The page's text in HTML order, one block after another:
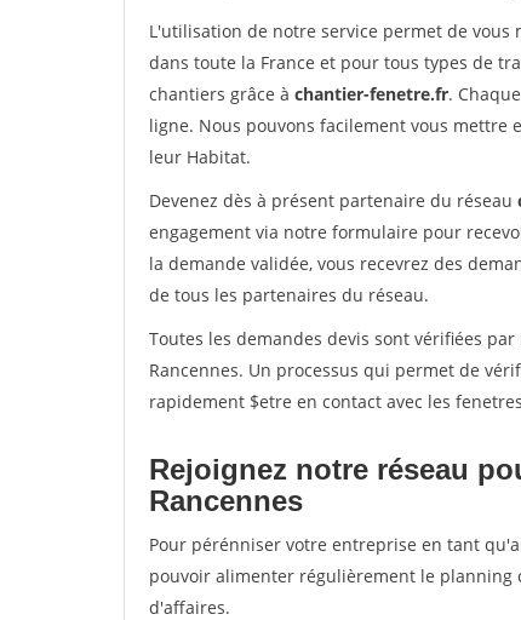
L'utilisation de notre service permet de
dans toute la France et pour tous types de
chantiers grâce à chantier-fenetre.fr.
ligne. Nous pouvons facilement vous mettre
leur Habitat.
Devenez dès à présent partenaire du réseau
engagement via notre formulaire pour
la demande validée, vous recevrez des
de tous les partenaires du réseau.
Toutes les demandes devis sont vérifiées
Rancennes. Un processus qui permet de
rapidement $etre en contact avec les
Rejoignez notre réseau
Rancennes
Pour pérénniser votre entreprise en tant
pouvoir alimenter régulièrement le
d'affaires.